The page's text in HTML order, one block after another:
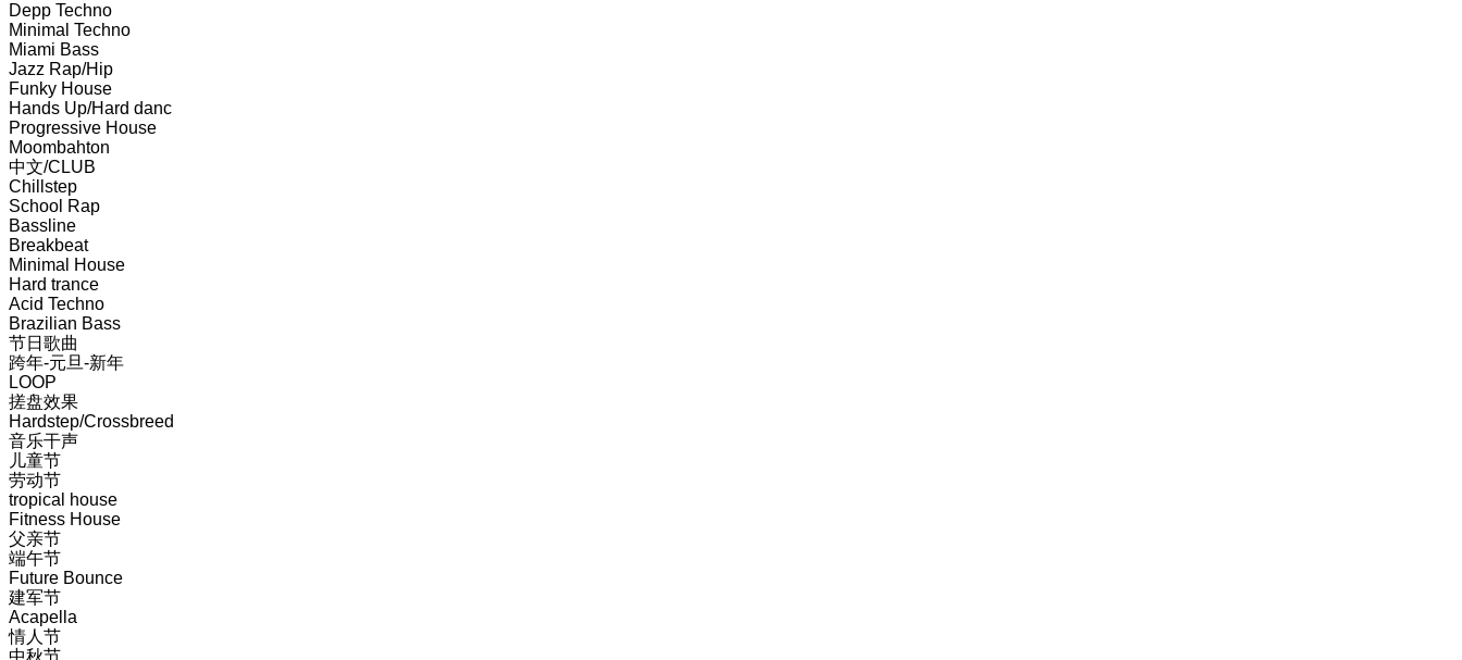
Depp Techno
Minimal Techno
Miami Bass
Jazz Rap/Hip
Funky House
Hands Up/Hard danc
Progressive House
Moombahton
中文/CLUB
Chillstep
School Rap
Bassline
Breakbeat
Minimal House
Hard trance
Acid Techno
Brazilian Bass
节日歌曲
跨年-元旦-新年
LOOP
搓盘效果
Hardstep/Crossbreed
音乐干声
儿童节
劳动节
tropical house
Fitness House
父亲节
端午节
Future Bounce
建军节
Acapella
情人节